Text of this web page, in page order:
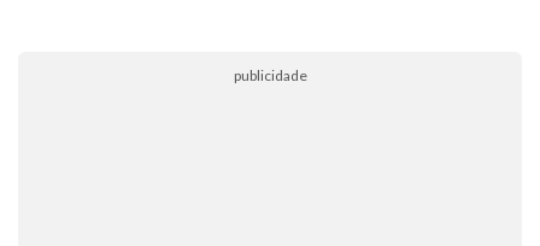
publicidade